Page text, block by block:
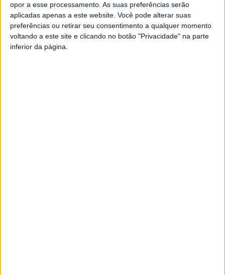
opor a esse processamento. As suas preferências serão
aplicadas apenas a este website. Você pode alterar suas
preferências ou retirar seu consentimento a qualquer momento
voltando a este site e clicando no botão "Privacidade" na parte
inferior da página.
Azeméis. Sua família participa que o funeral se realiza
amanhã, quarta-feira, dia 11 de maio, pelas 15h00, na
Capela Mortuária do Cemitério de Oliveira de Azeméis. O
corpo encontrar-se-à em câmara-ardente a partir das